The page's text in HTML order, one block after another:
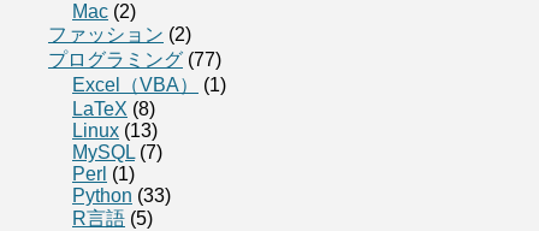
Mac (2)
ファッション (2)
プログラミング (77)
Excel（VBA）
(1)
LaTeX (8)
Linux (13)
MySQL (7)
Perl (1)
Python (33)
R言語 (5)